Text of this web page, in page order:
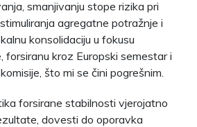
smanjivanju stope rizika pri
agregatne potražnje i
konsolidaciju u fokusu
forsiranu kroz Europski semestar i
što mi se čini pogrešnim.
forsirane stabilnosti vjerojatno
dovesti do oporavka